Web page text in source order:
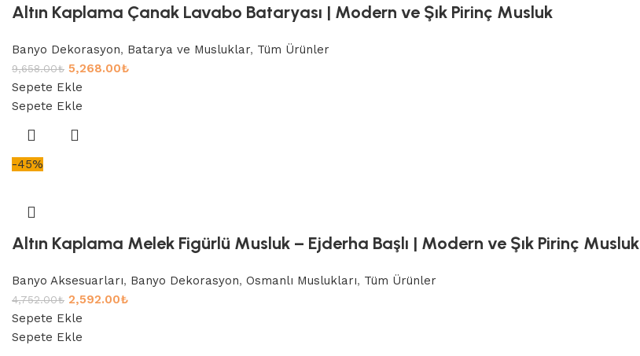
Altın Kaplama Çanak Lavabo Bataryası | Modern ve Şık Pirinç Musluk
Banyo Dekorasyon, Batarya ve Musluklar, Tüm Ürünler
9,658.00₺ 5,268.00₺
Sepete Ekle
Sepete Ekle
-45%
Altın Kaplama Melek Figürlü Musluk – Ejderha Başlı | Modern ve Şık Pirinç Musluk
Banyo Aksesuarları, Banyo Dekorasyon, Osmanlı Muslukları, Tüm Ürünler
4,752.00₺ 2,592.00₺
Sepete Ekle
Sepete Ekle